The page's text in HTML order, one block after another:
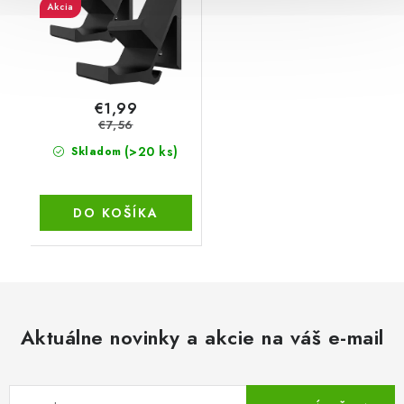
páskou
Akcia
Skladom (>20 ks)
€1,99
€7,56
DO KOŠÍKA
Aktuálne novinky a akcie na váš e-mail